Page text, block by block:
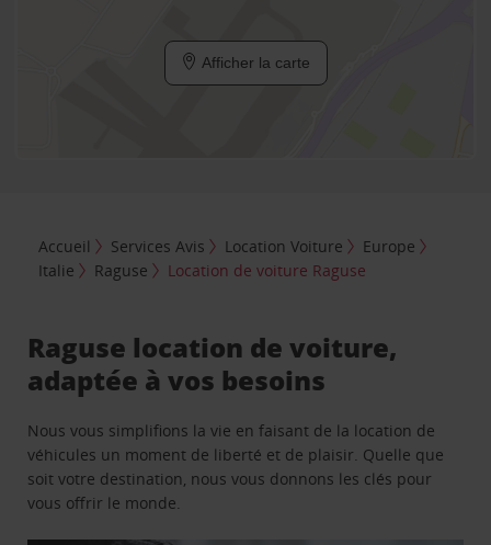
Afficher la carte
Accueil Services Avis Location Voiture
Europe
Italie
Raguse Location de voiture Raguse
Raguse location de voiture,
adaptée à vos besoins
Nous vous simplifions la vie en faisant de la location de
véhicules un moment de liberté et de plaisir. Quelle que
soit votre destination, nous vous donnons les clés pour
vous offrir le monde.